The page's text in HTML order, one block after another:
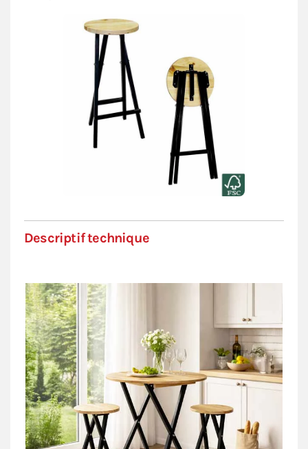
Descriptif technique